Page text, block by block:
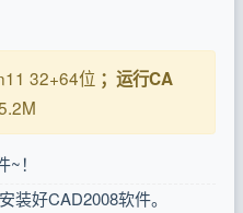
32+64位 ；运行CA
！
装好CAD2008软件。